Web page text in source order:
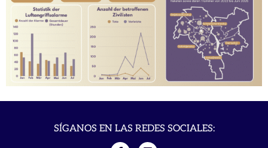
SÍGANOS EN LAS REDES SOCIALES: